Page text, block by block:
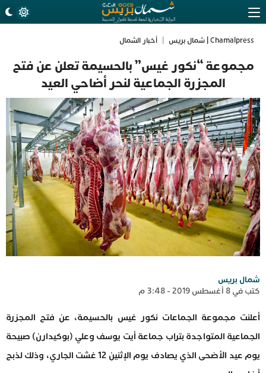
Chamalpress | شمال بريس أخبار الشمال
مجموعة “نكور غيس” بالحسيمة تعلن عن فتح
المجزرة الجماعية لنحر أضاحي العيد
شمال بريس
كتب في 8 أغسطس 2019 - 3:48 م
أعلنت مجموعة الجماعات نكور غيس بالحسيمة، عن فتح المجزرة
الجماعية المتواجدة بتراب جماعة أيت يوسف وعلي (بوكيدارن) صبيحة
يوم عيد الأضحى الذي يصادف يوم الإثنين 12 غشت الجاري، وذلك لذبح